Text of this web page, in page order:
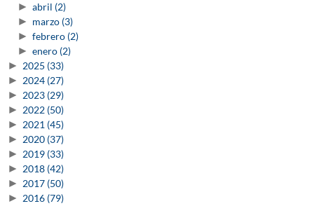
► abril (2)
► marzo (3)
► febrero (2)
► enero (2)
► 2025 (33)
► 2024 (27)
► 2023 (29)
► 2022 (50)
► 2021 (45)
► 2020 (37)
► 2019 (33)
► 2018 (42)
► 2017 (50)
► 2016 (79)